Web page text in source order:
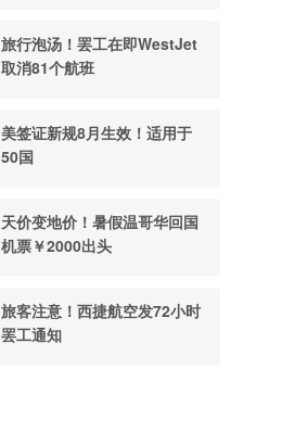
旅行泡汤！罢工在即WestJet
取消81个航班
美签证新规8月生效！适用于
50国
天价变地价！暑假温哥华回国
机票￥2000出头
旅客注意！西捷航空发72小时
罢工通知